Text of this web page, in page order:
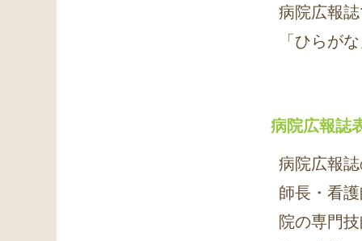
病院広報
「ひらが
病院広報誌
病院広報
師長・看
院の専門